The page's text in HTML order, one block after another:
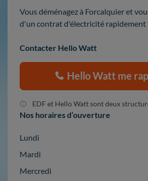
Vous déménagez à Forcalquier et
d'un contrat d'électricité rapidement
Contacter Hello Watt
Hello Watt me
EDF et Hello Watt sont deux
Nos horaires d’ouverture
Lundi
Mardi
Mercredi